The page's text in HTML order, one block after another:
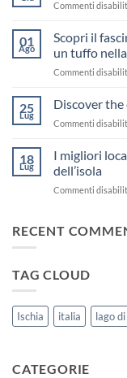
Procida
que
faire,
accès
et
Commenti
01
Ago
Scopri il
un tuffo
Commenti
25
Lug
Discover the
Commenti
18
Lug
I migliori
dell’isola
Commenti
RECENT
TAG CLOUD
Ischia italia lago
CATEGORIE